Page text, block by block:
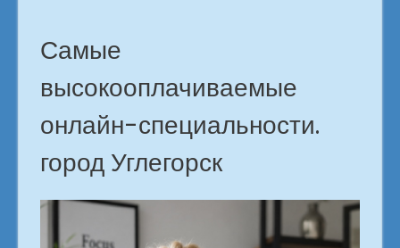
Самые
высокооплачиваемые
онлайн-специальности.
город Углегорск